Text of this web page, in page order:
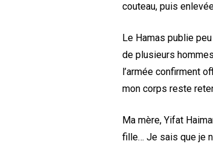
couteau, puis
Le Hamas publie
de plusieurs
l’armée confirment
mon corps reste
Ma mère, Yifat
fille… Je sais que je